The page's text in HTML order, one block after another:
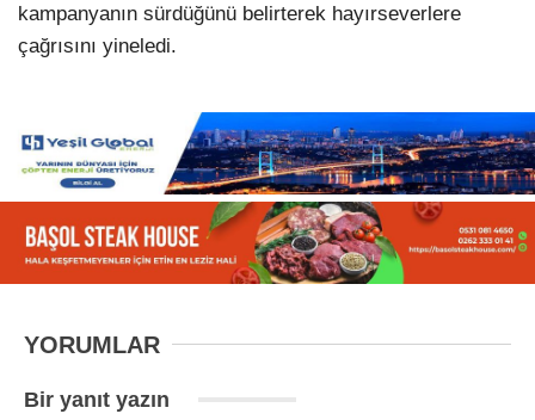
kampanyanın sürdüğünü belirterek hayırseverlere
çağrısını yineledi.
YORUMLAR
Bir yanıt yazın